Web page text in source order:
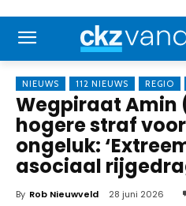
NIEUWS 112 NIEUWS REGIO
Wegpiraat Amin
hogere straf
ongeluk:
asociaal
By Rob Nieuwveld 28 juni 2026